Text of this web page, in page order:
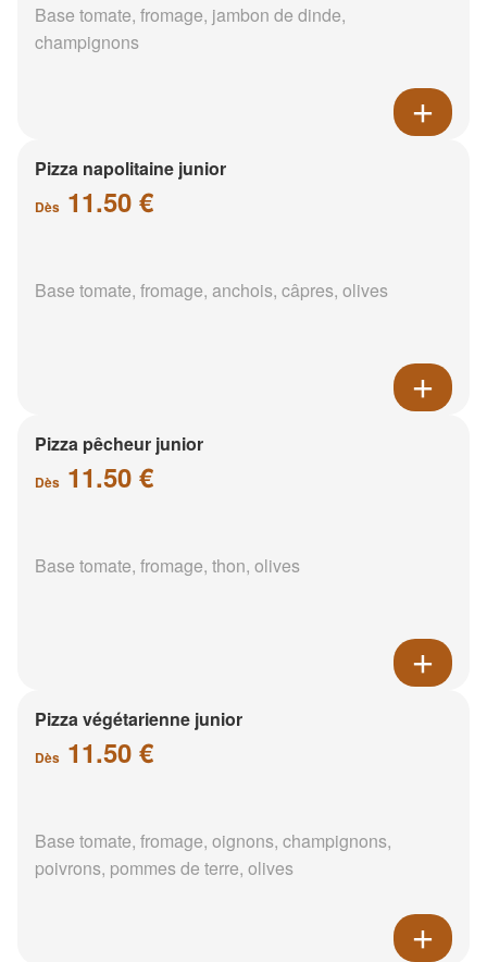
Base tomate, fromage, jambon de dinde,
champignons
Pizza napolitaine junior
Dès 11.50 €
Base tomate, fromage, anchois, câpres, olives
Pizza pêcheur junior
Dès 11.50 €
Base tomate, fromage, thon, olives
Pizza végétarienne junior
Dès 11.50 €
Base tomate, fromage, oignons, champignons,
poivrons, pommes de terre, olives